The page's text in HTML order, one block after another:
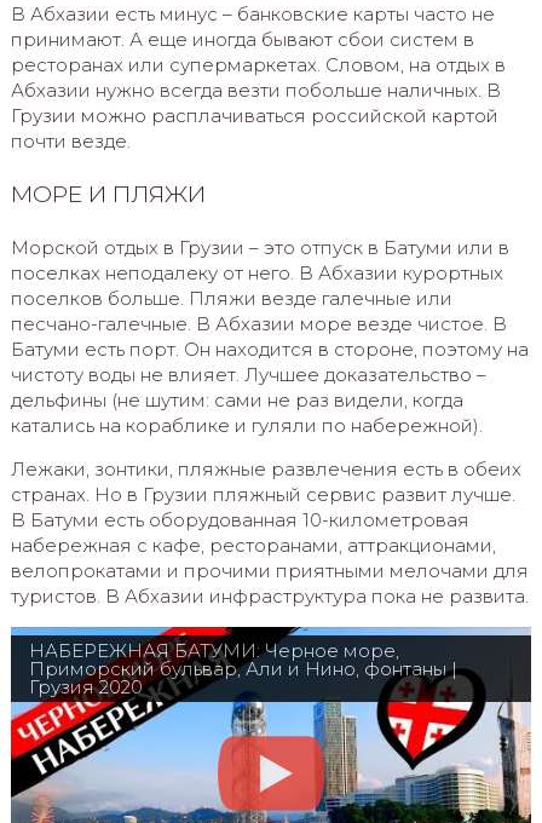
В Абхазии есть минус – банковские карты часто не
принимают. А еще иногда бывают сбои систем в
ресторанах или супермаркетах. Словом, на отдых в
Абхазии нужно всегда везти побольше наличных. В
Грузии можно расплачиваться российской картой
почти везде.
МОРЕ И ПЛЯЖИ
Морской отдых в Грузии – это отпуск в Батуми или в
поселках неподалеку от него. В Абхазии курортных
поселков больше. Пляжи везде галечные или
песчано-галечные. В Абхазии море везде чистое. В
Батуми есть порт. Он находится в стороне, поэтому на
чистоту воды не влияет. Лучшее доказательство –
дельфины (не шутим: сами не раз видели, когда
катались на кораблике и гуляли по набережной).
Лежаки, зонтики, пляжные развлечения есть в обеих
странах. Но в Грузии пляжный сервис развит лучше.
В Батуми есть оборудованная 10-километровая
набережная с кафе, ресторанами, аттракционами,
велопрокатами и прочими приятными мелочами для
туристов. В Абхазии инфраструктура пока не развита.
НАБЕРЕЖНАЯ БАТУМИ: Черное море,
Приморский бульвар, Али и Нино, фонтаны |
Грузия 2020